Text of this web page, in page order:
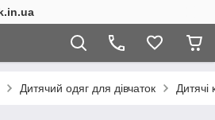
Дитячий одяг для дівчаток Дитячі